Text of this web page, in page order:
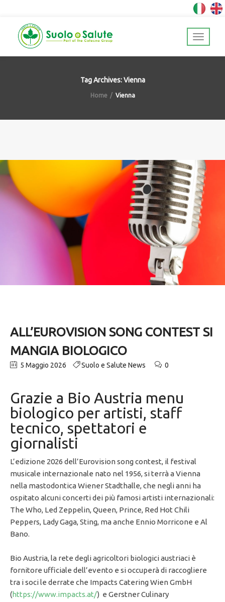
Tag Archives: Vienna
Home Vienna
ALL’EUROVISION SONG CONTEST SI
MANGIA BIOLOGICO
5 Maggio 2026 Suolo e Salute News 0
Grazie a Bio Austria menu
biologico per artisti, staff
tecnico, spettatori e
giornalisti
L’edizione 2026 dell’Eurovision song contest, il festival
musicale internazionale nato nel 1956, si terrà a Vienna
nella mastodontica Wiener Stadthalle, che negli anni ha
ospitato alcuni concerti dei più famosi artisti internazionali:
The Who, Led Zeppelin, Queen, Prince, Red Hot Chili
Peppers, Lady Gaga, Sting, ma anche Ennio Morricone e Al
Bano.
Bio Austria, la rete degli agricoltori biologici austriaci è
fornitore ufficiale dell’evento e si occuperà di raccogliere
tra i soci le derrate che Impacts Catering Wien GmbH
(https://www.impacts.at/) e Gerstner Culinary